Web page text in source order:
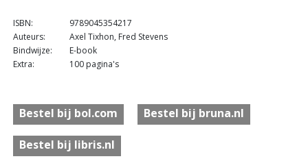
ISBN:
9789045354217
Auteurs:
Axel Tixhon, Fred Stevens
Bindwijze:
E-book
Extra:
100 pagina's
Bestel bij bol.com Bestel bij bruna.nl
Bestel bij libris.nl